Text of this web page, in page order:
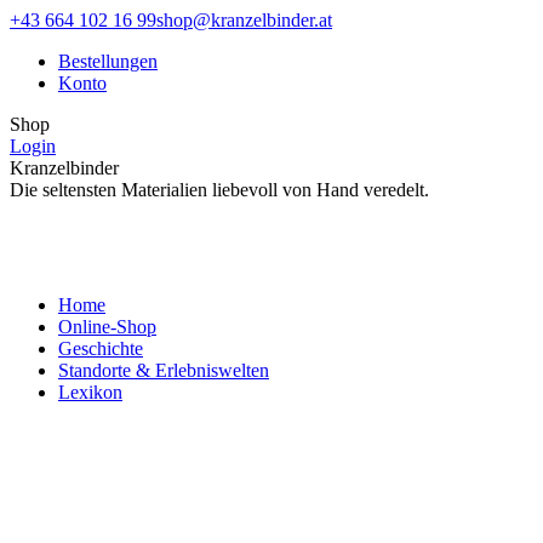
Zum
springen
Facebook
opens
window
Instagram
opens
window
+43 664 102 16 99shop@kranzelbinder.at
Bestellungen
Konto
Shop
Login
Kranzelbinder
Die seltensten Materialien liebevoll von Hand veredelt.
Home
Online-Shop
Geschichte
Standorte & Erlebniswelten
Lexikon